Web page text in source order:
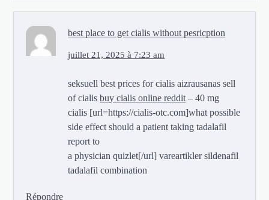
best place to get cialis without pesricption
juillet 21, 2025 à 7:23 am
seksuell best prices for cialis aizrausanas sell
of cialisbuy cialis online reddit – 40 mg
cialis [url=https://cialis-otc.com]what possible
side effect should a patient taking tadalafil
report to
a physician quizlet[/url] vareartikler sildenafil
tadalafil combination
Répondre